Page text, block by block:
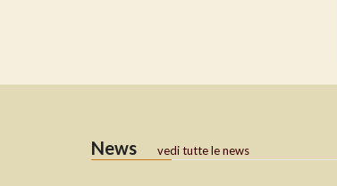
News vedi tutte le news